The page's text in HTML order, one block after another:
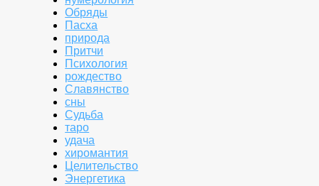
Обряды
Пасха
природа
Притчи
Психология
рождество
Славянство
сны
Судьба
таро
удача
хиромантия
Целительство
Энергетика